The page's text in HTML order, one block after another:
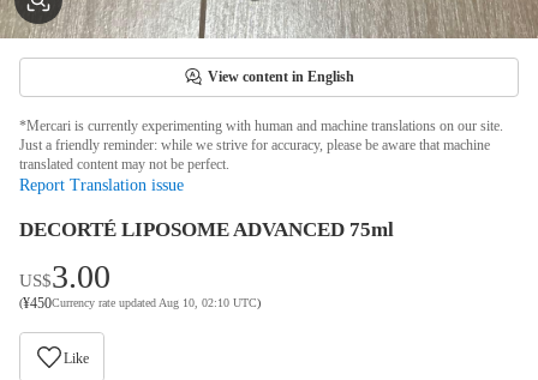
View content in English
*Mercari is currently experimenting with human and machine translations on our site.
Just a friendly reminder: while we strive for accuracy, please be aware that machine
translated content may not be perfect.
Report Translation issue
DECORTÉ LIPOSOME ADVANCED 75ml
US$3.00
(¥450Currency rate updated Aug 10, 02:10 UTC)
Like